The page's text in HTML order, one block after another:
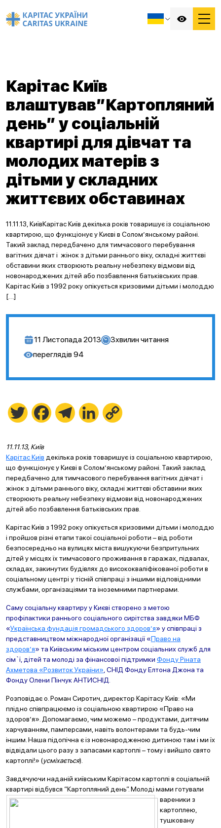
Карітас Київ
влаштував”Картопляний
день” у соціальній
квартирі для дівчат та
молодих матерів з
дітьми у складних
життєвих обставинах
11.11.13, КиївКарітас Київ декілька років товаришує із соціальною
квартирою, що функціонує у Києві в Солом’янському районі.
Такий заклад передбачено для тимчасового перебування
вагітних дівчат і жінок з дітьми раннього віку, складні життєві
обставини яких створюють реальну небезпеку відмови від
новонароджених дітей або позбавлення батьківських прав.
Карітас Київ з 1992 року опікується кризовими дітьми і молоддю
[…]
11 Листопада 2013 3хвилин читання
переглядів 94
Twitter FacebookTelegramLinkedIn
11.11.13, Київ
Карітас Київ декілька років товаришує із соціальною квартирою,
що функціонує у Києві в Солом’янському районі. Такий заклад
передбачено для тимчасового перебування вагітних дівчат і
жінок з дітьми раннього віку, складні життєві обставини яких
створюють реальну небезпеку відмови від новонароджених
дітей або позбавлення батьківських прав.
Карітас Київ з 1992 року опікується кризовими дітьми і молоддю
і пройшов різні етапи такої соціальної роботи – від роботи
безпосередньо на вулицях міста вишукуючи безпритульних
дітей у місцях їх тимчасового проживання в гаражах, підвалах,
складах, закинутих будівлях до висококваліфікованої роботи в
соціальному центрі у тісній співпраці з іншими відповідними
службами, організаціями та іноземними партнерами.
Саму соціальну квартиру у Києві створено з метою
профілактики раннього соціального сирітства завдяки МБФ
«Українська фундація громадського здоров’я» у співпраці з
представництвом міжнародної організації «Право на
здоров’я» та Київським міським центром соціальних служб для
сім`ї, дітей та молоді за фінансової підтримки Фонду Ріната
Ахметова «Розвиток України» , СНІД Фонду Елтона Джона та
Фонду Олени Пінчук АНТИСНІД.
Розповідає о. Роман Сиротич, директор Карітасу Київ: «Ми
плідно співпрацюємо із соціальною квартирою «Право на
здоров’я». Допомагаємо, чим можемо – продуктами, дитячим
харчуванням, памперсами, навіть волонтерами та будь-чим
іншим. Наша підопічна є із новонародженою дитиною там і ми їх
відвідали цього разу з запасами картоплі – тому і вийшло свято
картоплі!» (усміхається).
Завдячуючи наданій київським Карітасом картоплі в соціальній
квартирі відбувся “Картопляний день”. Молоді мами готували
вареники з
картоплею,
тушковану